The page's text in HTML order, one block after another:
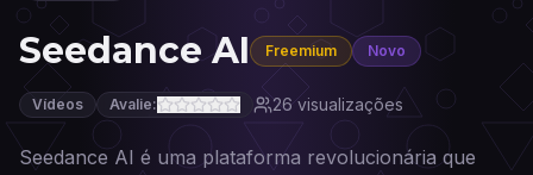
Seedance AI Freemium Novo
Vídeos Avalie: 26visualizações
Seedance AI é uma plataforma revolucionária que